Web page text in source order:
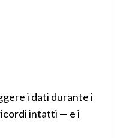
i dati durante i
intatti — e i